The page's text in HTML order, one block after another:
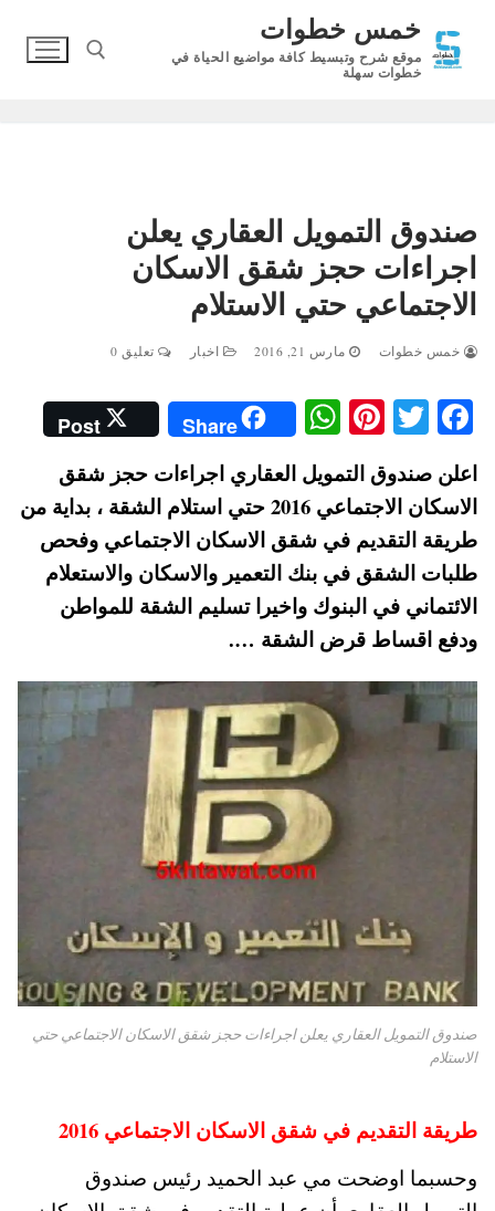
المحتوى
خمس خطوات
موقع شرح وتبسيط كافة مواضيع الحياة في
خطوات سهلة
صندوق التمويل العقاري يعلن
اجراءات حجز شقق الاسكان
الاجتماعي حتي الاستلام
خمس خطوات مارس 21, 2016 اخبار تعليق 0
Fa
bo
ok
T
wi
tte
r
Pi
er
es
t
W
ha
ts
A
pp
Share
Post
اعلن صندوق التمويل العقاري اجراءات حجز شقق
الاسكان الاجتماعي 2016 حتي استلام الشقة ، بداية من
طريقة التقديم في شقق الاسكان الاجتماعي وفحص
طلبات الشقق في بنك التعمير والاسكان والاستعلام
الائتماني في البنوك واخيرا تسليم الشقة للمواطن
ودفع اقساط قرض الشقة ….
صندوق التمويل العقاري يعلن اجراءات حجز شقق الاسكان الاجتماعي حتي
الاستلام
طريقة التقديم في شقق الاسكان الاجتماعي 2016
وحسبما اوضحت مي عبد الحميد رئيس صندوق